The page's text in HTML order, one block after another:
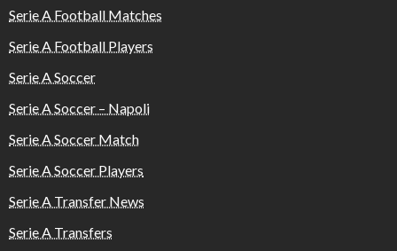
Serie A Football Matches
Serie A Football Players
Serie A Soccer
Serie A Soccer – Napoli
Serie A Soccer Match
Serie A Soccer Players
Serie A Transfer News
Serie A Transfers